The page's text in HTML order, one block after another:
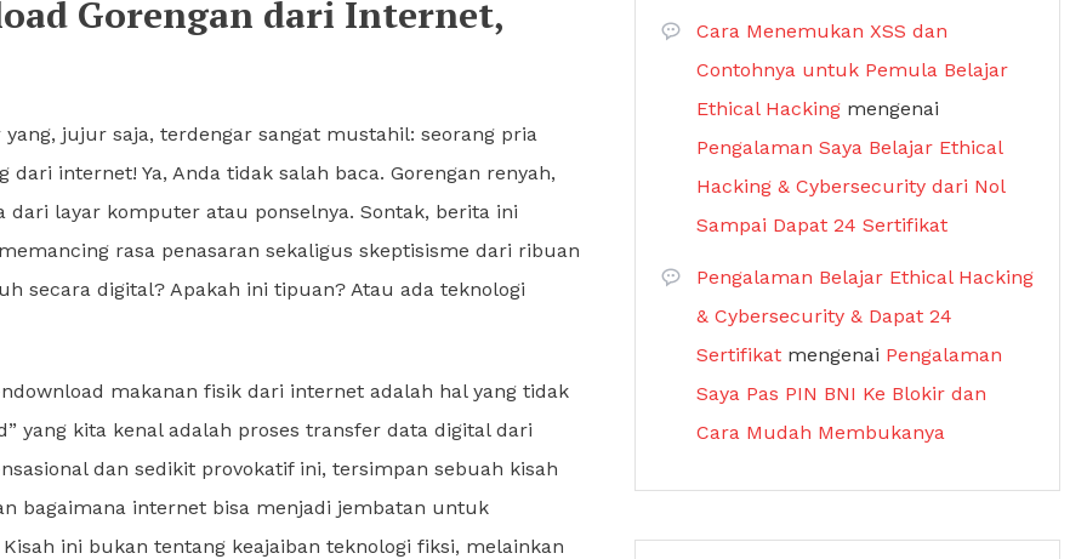
Gorengan dari Internet,
jujur saja, terdengar sangat mustahil: seorang pria
internet! Ya, Anda tidak salah baca. Gorengan renyah,
layar komputer atau ponselnya. Sontak, berita ini
rasa penasaran sekaligus skeptisisme dari ribuan
secara digital? Apakah ini tipuan? Atau ada teknologi
makanan fisik dari internet adalah hal yang tidak
yang kita kenal adalah proses transfer data digital dari
dan sedikit provokatif ini, tersimpan sebuah kisah
bagaimana internet bisa menjadi jembatan untuk
ini bukan tentang keajaiban teknologi fiksi, melainkan
Cara Menemukan XSS dan
Contohnya untuk Pemula Belajar
Ethical Hacking mengenai
Pengalaman Saya Belajar Ethical
Hacking & Cybersecurity dari Nol
Sampai Dapat 24 Sertifikat
Pengalaman Belajar Ethical Hacking
& Cybersecurity & Dapat 24
Sertifikat mengenai Pengalaman
Saya Pas PIN BNI Ke Blokir dan
Cara Mudah Membukanya